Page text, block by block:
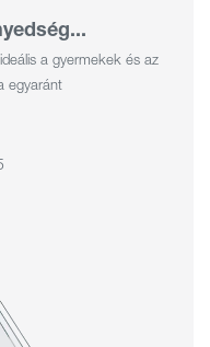
a gyermekek és az
egyaránt